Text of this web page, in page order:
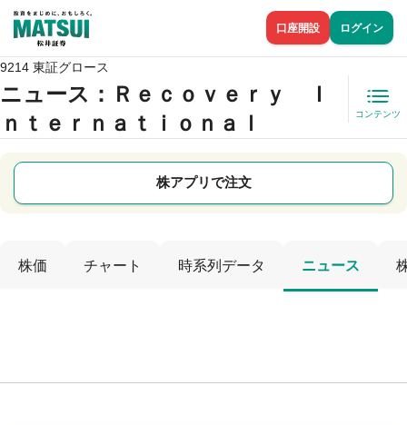
口座開設 ログイン
9214 東証グロース
ニュース ：Ｒｅｃｏｖｅｒｙ Ｉ
ｎｔｅｒｎａｔｉｏｎａｌ
コンテンツ
株アプリで注文
株価 チャート 時系列データ ニュース